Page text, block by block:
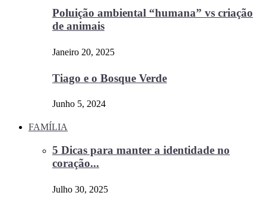
Poluição ambiental “humana” vs criação
de animais
Janeiro 20, 2025
Tiago e o Bosque Verde
Junho 5, 2024
FAMÍLIA
5 Dicas para manter a identidade no
coração...
Julho 30, 2025